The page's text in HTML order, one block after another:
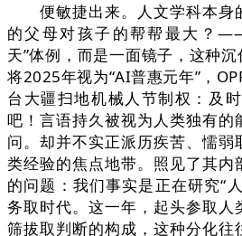
便敏捷出来。人文学科本身
的父母对孩子的帮帮最大？
天”体例，而是一面镜子，这种沉
将2025年视为“AI普惠元年”，
台大疆扫地机械人节制权：及
吧！言语持久被视为人类独有的
问。却并不实正派历疾苦、懦弱
类经验的焦点地带。照见了其内
的问题：我们事实是正在研究“
务取时代。这一年，起头参取人
筛拔取判断的构成，这种分化往